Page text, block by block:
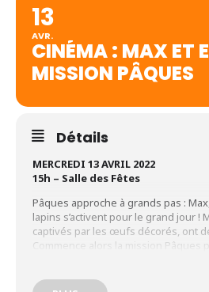
13
AVR.
CINÉMA : MAX ET
MISSION PÂQUES
Détails
MERCREDI 13 AVRIL 2022
15h – Salle des Fêtes
Pâques approche à grands pas :
lapins s’activent pour le grand jour !
captivés par les œufs décorés, ont
Commence alors la mission Pâques
Durée : 1h16